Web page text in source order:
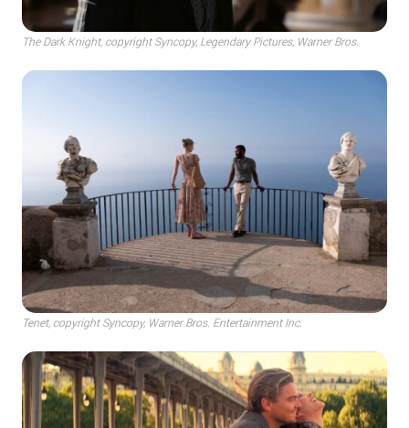
The Dark Knight, copyright Syncopy, Legendary Pictures, Warner Bros.
Tenet, copyright Syncopy, Warner Bros. Entertainment Inc.